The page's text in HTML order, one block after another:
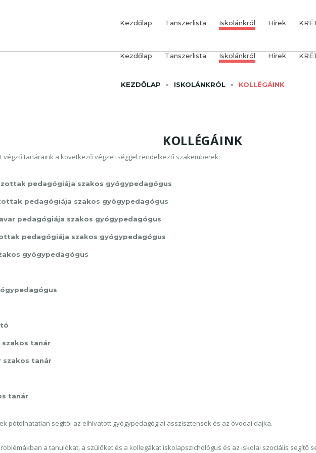
Kezdőlap Tanszerlista
1 OSZTÁLY
NAPRAFORGÓ ALSÓ ÉVFOLYAM
Iskolánkról
KOLLÉGÁINK
Hírek
Kezdőlap Tanszerlista
7-8 OSZTÁLY
Iskolánkról Hírek
KEZDŐLAP ISKOLÁNKRÓL KOLLÉGÁINK
KOLLÉGÁINK
tanáraink a következő végzettséggel rendelkező szakemberek:
pedagógiája szakos gyógypedagógus
pedagógiája szakos gyógypedagógus
pedagógiája szakos gyógypedagógus
pedagógiája szakos gyógypedagógus
gyógypedagógus
tanár
tanár
tanár
pótolhatatlan segítői az elhivatott gyógypedagógiai asszisztensek és az óvodai dajka.
a tanulókat, a szülőket és a kollegákat iskolapszichológus és az iskolai szociális segítő